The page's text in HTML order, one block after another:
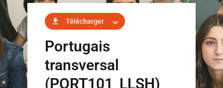
Télécharger
Portugais
transversal
(PORT101_LLSH)